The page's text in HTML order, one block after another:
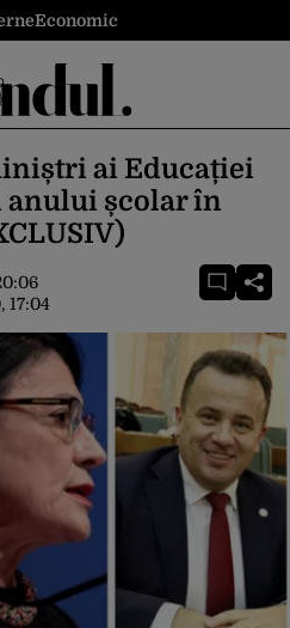
Economic
ai Educației
școlar în
17:04